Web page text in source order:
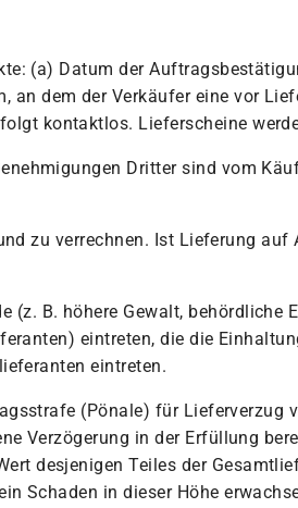
(a) Datum der
dem der Verkäufer eine vor
kontaktlos. Lieferscheine
Dritter sind vom
zu verrechnen. Ist Lieferung
B. höhere Gewalt,
eintreten, die die
eintreten.
(Pönale) für Lieferverzug
Verzögerung in der Erfüllung
desjenigen Teiles der
Schaden in dieser Höhe